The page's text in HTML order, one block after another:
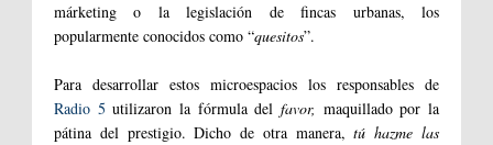
márketing o la legislación de fincas urbanas, los
popularmente conocidos como “quesitos”.
Para desarrollar estos microespacios los responsables de
Radio 5 utilizaron la fórmula delfavor, maquillado por la
pátina del prestigio. Dicho de otra manera,tú hazme las